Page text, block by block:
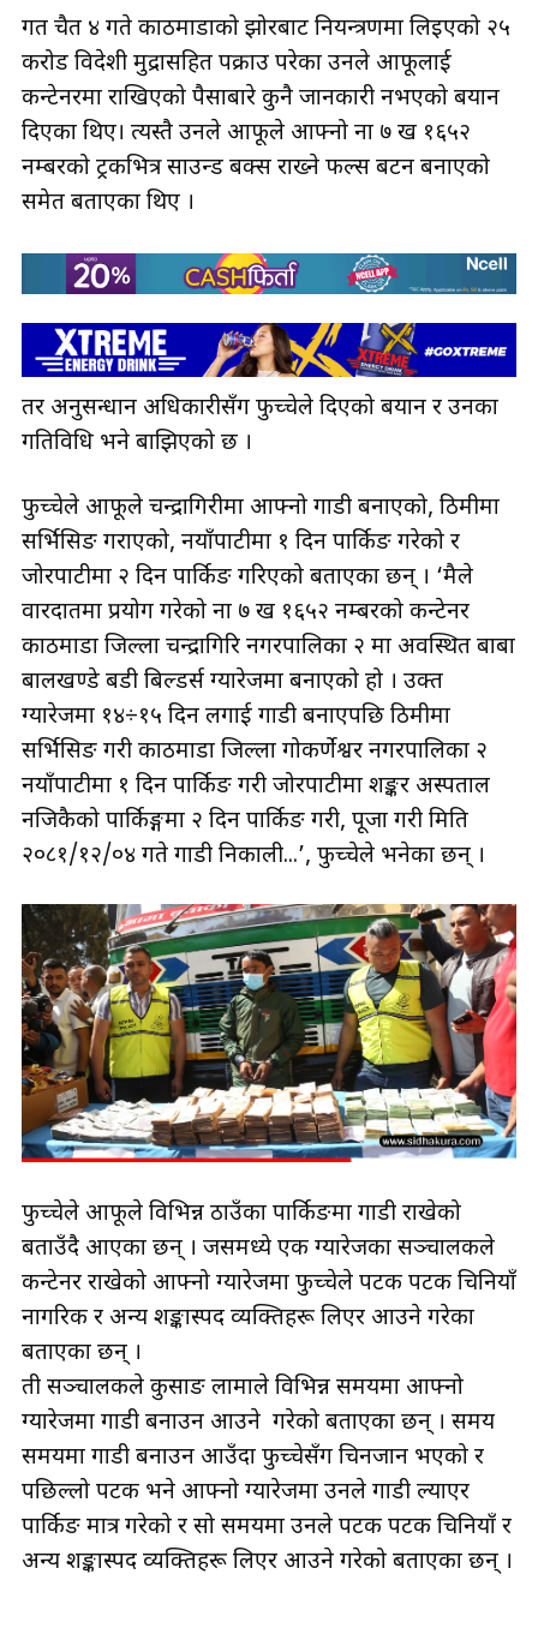
गत चैत ४ गते काठमाडौँको झोरबाट नियन्त्रणमा लिइएको २५
करोड विदेशी मुद्रासहित पक्राउ परेका उनले आफूलाई
कन्टेनरमा राखिएको पैसाबारे कुनै जानकारी नभएको बयान
दिएका थिए। त्यस्तै उनले आफूले आफ्नो ना ७ ख १६५२
नम्बरको ट्रकभित्र साउन्ड बक्स राख्ने फल्स बटन बनाएको
समेत बताएका थिए ।
तर अनुसन्धान अधिकारीसँग फुच्चेले दिएको बयान र उनका
गतिविधि भने बाझिएको छ ।
फुच्चेले आफूले चन्द्रागिरीमा आफ्नो गाडी बनाएको, ठिमीमा
सर्भिसिङ गराएको, नयाँपाटीमा १ दिन पार्किङ गरेको र
जोरपाटीमा २ दिन पार्किङ गरिएको बताएका छन् । ‘मैले
वारदातमा प्रयोग गरेको ना ७ ख १६५२ नम्बरको कन्टेनर
काठमाडौँ जिल्ला चन्द्रागिरि नगरपालिका २ मा अवस्थित बाबा
बालखण्डे बडी बिल्डर्स ग्यारेजमा बनाएको हो । उक्त
ग्यारेजमा १४÷१५ दिन लगाई गाडी बनाएपछि ठिमीमा
सर्भिसिङ गरी काठमाडौँ जिल्ला गोकर्णेश्वर नगरपालिका २
नयाँपाटीमा १ दिन पार्किङ गरी जोरपाटीमा शङ्कर अस्पताल
नजिकैको पार्किङ्गमा २ दिन पार्किङ गरी, पूजा गरी मिति
२०८१/१२/०४ गते गाडी निकाली...’, फुच्चेले भनेका छन् ।
फुच्चेले आफूले विभिन्न ठाउँका पार्किङमा गाडी राखेको
बताउँदै आएका छन् । जसमध्ये एक ग्यारेजका सञ्चालकले
कन्टेनर राखेको आफ्नो ग्यारेजमा फुच्चेले पटक पटक चिनियाँ
नागरिक र अन्य शङ्कास्पद व्यक्तिहरू लिएर आउने गरेका
बताएका छन् ।
ती सञ्चालकले कुसाङ लामाले विभिन्न समयमा आफ्नो
ग्यारेजमा गाडी बनाउन आउने गरेको बताएका छन् । समय
समयमा गाडी बनाउन आउँदा फुच्चेसँग चिनजान भएको र
पछिल्लो पटक भने आफ्नो ग्यारेजमा उनले गाडी ल्याएर
पार्किङ मात्र गरेको र सो समयमा उनले पटक पटक चिनियाँ र
अन्य शङ्कास्पद व्यक्तिहरू लिएर आउने गरेको बताएका छन् ।